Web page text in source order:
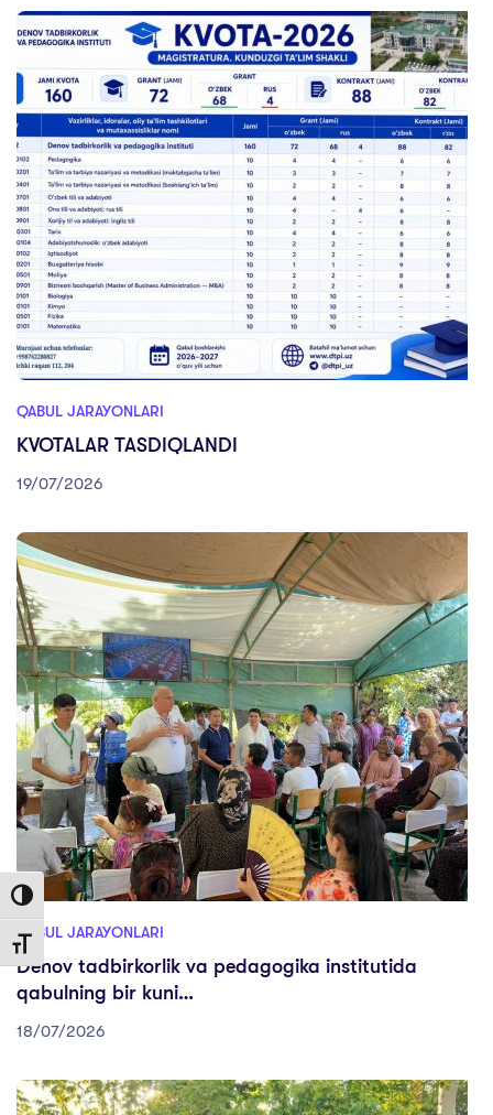
Toggle High Contrast
Toggle Font size
QABUL JARAYONLARI
KVOTALAR TASDIQLANDI
19/07/2026
QABUL JARAYONLARI
Denov tadbirkorlik va pedagogika institutida
qabulning bir kuni…
18/07/2026